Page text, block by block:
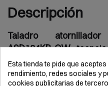
Descripción
Taladro atornillador
ASD184KB-QW
automático sin esfuerzo.
modo taladro
Esta tienda te pide que
rendimiento, redes sociales y
cookies publicitarias de